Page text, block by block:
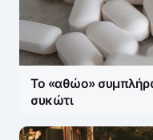
Το «αθώο»
συκώτι